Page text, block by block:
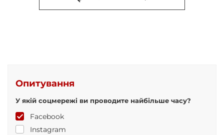
Опитування
У якій соцмережі ви проводите найбільше часу?
Facebook
Instagram